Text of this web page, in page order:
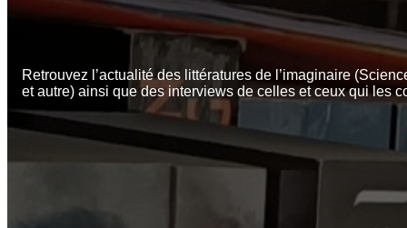
Retrouvez l’actualité des littératures de l’imaginaire
et autre) ainsi que des interviews de celles et ceux qui les